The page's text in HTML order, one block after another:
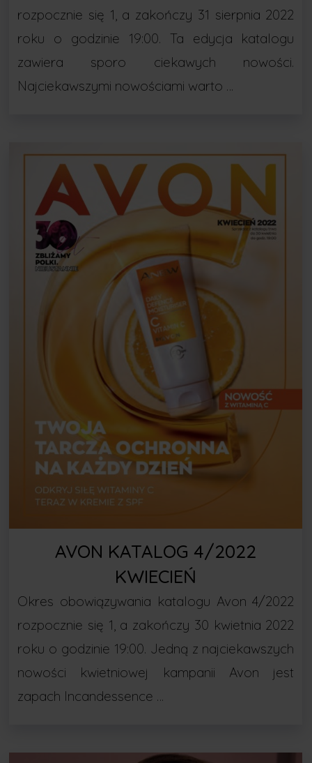
rozpocznie się 1, a zakończy 31 sierpnia 2022
roku o godzinie 19:00. Ta edycja katalogu
zawiera sporo ciekawych nowości.
Najciekawszymi nowościami warto …
AVON KATALOG 4/2022
KWIECIEŃ
Okres obowiązywania katalogu Avon 4/2022
rozpocznie się 1, a zakończy 30 kwietnia 2022
roku o godzinie 19:00. Jedną z najciekawszych
nowości kwietniowej kampanii Avon jest
zapach Incandessence …